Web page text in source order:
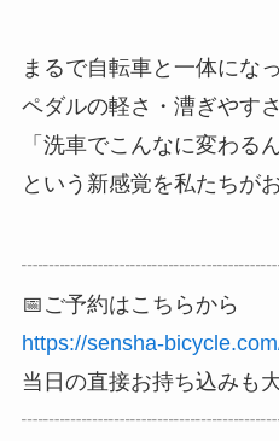
まるで自転車と一体にな
ペダルの軽さ・漕ぎやす
「洗車でこんなに変わる
という新感覚を私たちが
📅ご予約はこちらから
https://sensha-
当日の直接お持ち込みも